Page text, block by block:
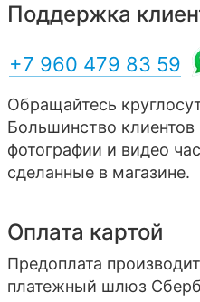
Поддержка
+7 960 479 83 59
Обращайтесь
Большинство
фотографии и видео
сделанные в магазине.
Оплата картой
Предоплата
платежный шлюз